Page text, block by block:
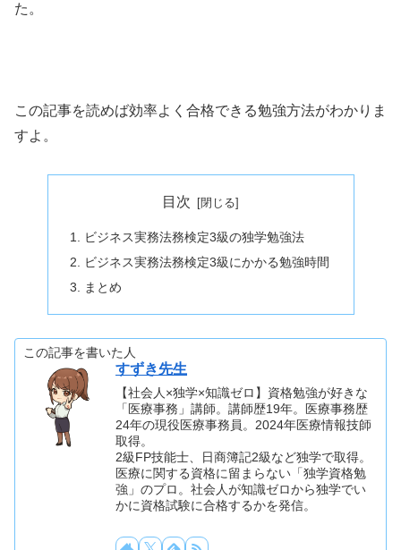
た。
この記事を読めば効率よく合格できる勉強方法がわかりま
すよ。
目次
ビジネス実務法務検定3級の独学勉強法
ビジネス実務法務検定3級にかかる勉強時間
まとめ
この記事を書いた人
すずき先生
【社会人×独学×知識ゼロ】資格勉強が好きな
「医療事務」講師。講師歴19年。医療事務歴
24年の現役医療事務員。2024年医療情報技師
取得。
2級FP技能士、日商簿記2級など独学で取得。
医療に関する資格に留まらない「独学資格勉
強」のプロ。社会人が知識ゼロから独学でい
かに資格試験に合格するかを発信。